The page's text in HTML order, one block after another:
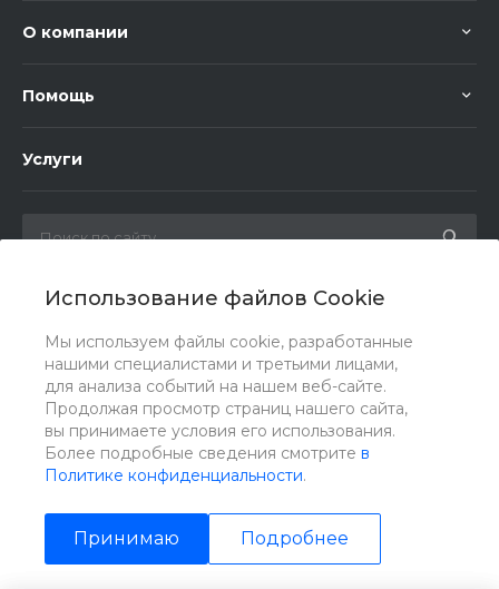
Использование файлов Cookie
Мы используем файлы cookie, разработанные
нашими специалистами и третьими лицами,
для анализа событий на нашем веб-сайте.
Продолжая просмотр страниц нашего сайта,
вы принимаете условия его использования.
Более подробные сведения смотрите в
Политике конфиденциальности.
Принимаю Подробнее
О компании
Помощь
Услуги